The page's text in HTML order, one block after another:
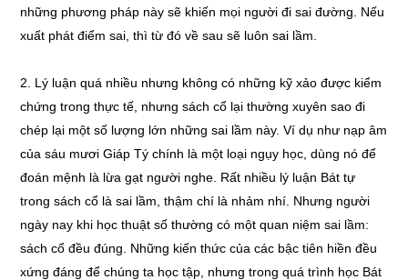
những phương pháp này sẽ khiến mọi người đi sai đường. Nếu
xuất phát điểm sai, thì từ đó về sau sẽ luôn sai lầm.
2. Lý luận quá nhiều nhưng không có những kỹ xảo được kiểm
chứng trong thực tế, nhưng sách cổ lại thường xuyên sao đi
chép lại một số lượng lớn những sai lầm này. Ví dụ như nạp âm
của sáu mươi Giáp Tý chính là một loại ngụy học, dùng nó để
đoán mệnh là lừa gạt người nghe. Rất nhiều lý luận Bát tự
trong sách cổ là sai lầm, thậm chí là nhảm nhí. Nhưng người
ngày nay khi học thuật số thường có một quan niệm sai lầm:
sách cổ đều đúng. Những kiến thức của các bậc tiên hiền đều
xứng đáng để chúng ta học tập, nhưng trong quá trình học Bát